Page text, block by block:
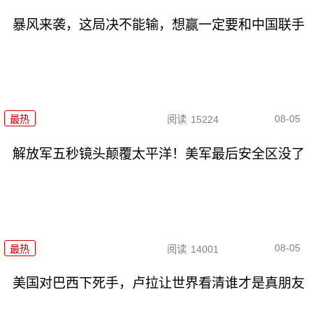
暴风来袭，这局决不能输，想赢一定要和中国联手
最热 阅读 15224 08-05
解放军五秒镜头颠覆太平洋！美军最后安全区没了
最热 阅读 14001 08-05
美国对巴西下死手，卢拉让世界看清谁才是真朋友